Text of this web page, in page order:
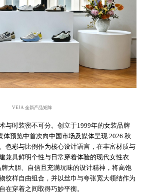
VEJA 全新产品矩阵
与时装密不可分。创立于1999年的女装品牌
体预览中首次向中国市场及媒体呈现 2026 秋
色彩与比例作为核心设计语言，在丰富材质与
兼具鲜明个性与日常穿着体验的现代女性衣
大胆、自信且充满玩味的设计精神，将高饱
纹样自由组合，并以丝巾与夸张宽大领结作为
在穿着之间取得巧妙平衡。